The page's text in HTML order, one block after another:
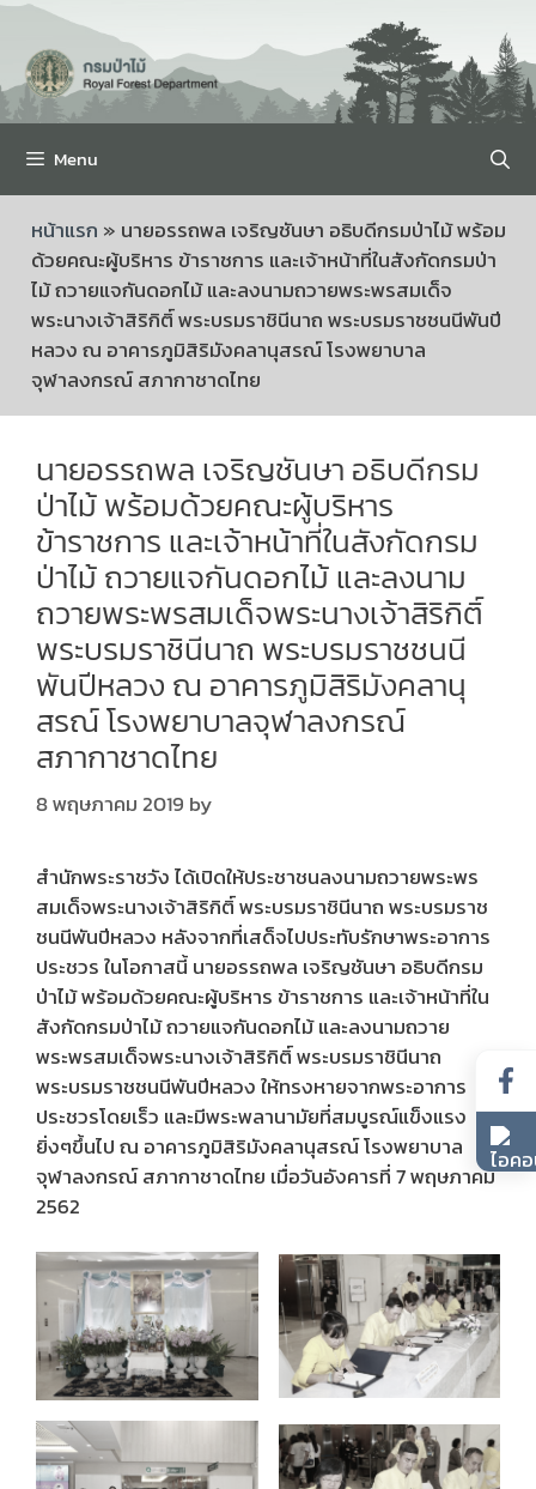
Menu
หน้าแรก » นายอรรถพล เจริญชันษา อธิบดีกรมป่าไม้ พร้อม
ด้วยคณะผู้บริหาร ข้าราชการ และเจ้าหน้าที่ในสังกัดกรมป่า
ไม้ ถวายแจกันดอกไม้ และลงนามถวายพระพรสมเด็จ
พระนางเจ้าสิริกิติ์ พระบรมราชินีนาถ พระบรมราชชนนีพันปี
หลวง ณ อาคารภูมิสิริมังคลานุสรณ์ โรงพยาบาล
จุฬาลงกรณ์ สภากาชาดไทย
นายอรรถพล เจริญชันษา อธิบดีกรม
ป่าไม้ พร้อมด้วยคณะผู้บริหาร
ข้าราชการ และเจ้าหน้าที่ในสังกัดกรม
ป่าไม้ ถวายแจกันดอกไม้ และลงนาม
ถวายพระพรสมเด็จพระนางเจ้าสิริกิติ์
พระบรมราชินีนาถ พระบรมราชชนนี
พันปีหลวง ณ อาคารภูมิสิริมังคลานุ
สรณ์ โรงพยาบาลจุฬาลงกรณ์
สภากาชาดไทย
8 พฤษภาคม 2019 by
สำนักพระราชวัง ได้เปิดให้ประชาชนลงนามถวายพระพร
สมเด็จพระนางเจ้าสิริกิติ์ พระบรมราชินีนาถ พระบรมราช
ชนนีพันปีหลวง หลังจากที่เสด็จไปประทับรักษาพระอาการ
ประชวร ในโอกาสนี้ นายอรรถพล เจริญชันษา อธิบดีกรม
ป่าไม้ พร้อมด้วยคณะผู้บริหาร ข้าราชการ และเจ้าหน้าที่ใน
สังกัดกรมป่าไม้ ถวายแจกันดอกไม้ และลงนามถวาย
พระพรสมเด็จพระนางเจ้าสิริกิติ์ พระบรมราชินีนาถ
พระบรมราชชนนีพันปีหลวง ให้ทรงหายจากพระอาการ
ประชวรโดยเร็ว และมีพระพลานามัยที่สมบูรณ์แข็งแรง
ยิ่งๆขึ้นไป ณ อาคารภูมิสิริมังคลานุสรณ์ โรงพยาบาล
จุฬาลงกรณ์ สภากาชาดไทย เมื่อวันอังคารที่ 7 พฤษภาคม
2562